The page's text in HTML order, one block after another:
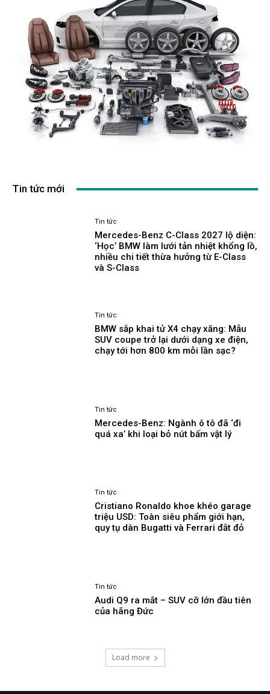
Tin tức mới
Tin tức
Mercedes-Benz C-Class 2027 lộ diện:
‘Học’ BMW làm lưới tản nhiệt khổng lồ,
nhiều chi tiết thừa hưởng từ E-Class
và S-Class
Tin tức
BMW sắp khai tử X4 chạy xăng: Mẫu
SUV coupe trở lại dưới dạng xe điện,
chạy tới hơn 800 km mỗi lần sạc?
Tin tức
Mercedes-Benz: Ngành ô tô đã ‘đi
quá xa’ khi loại bỏ nút bấm vật lý
Tin tức
Cristiano Ronaldo khoe khéo garage
triệu USD: Toàn siêu phẩm giới hạn,
quy tụ dàn Bugatti và Ferrari đắt đỏ
Tin tức
Audi Q9 ra mắt – SUV cỡ lớn đầu tiên
của hãng Đức
Load more